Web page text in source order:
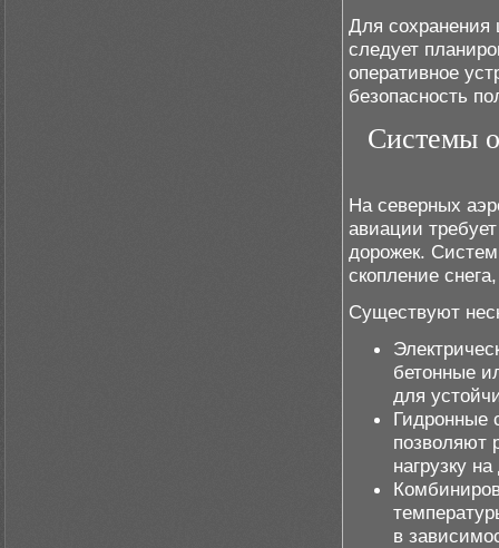
Для сохранения
следует
оперативное
безопасность
Системы
На северных
авиации
дорожек.
скопление
Существуют
бетонные
для
Гидронные
позволяют
нагрузку
в